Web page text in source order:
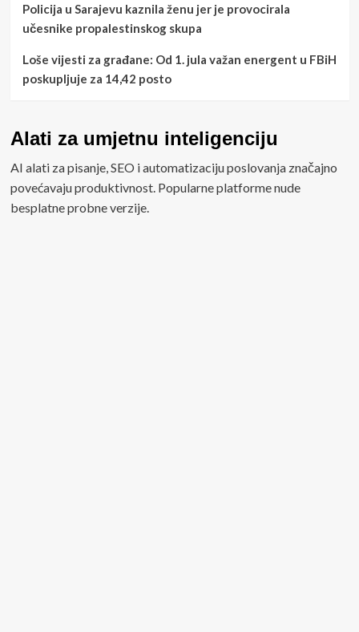
Policija u Sarajevu kaznila ženu jer je provocirala
učesnike propalestinskog skupa
Loše vijesti za građane: Od 1. jula važan energent u FBiH
poskupljuje za 14,42 posto
Alati za umjetnu inteligenciju
AI alati za pisanje, SEO i automatizaciju poslovanja značajno
povećavaju produktivnost. Popularne platforme nude
besplatne probne verzije.